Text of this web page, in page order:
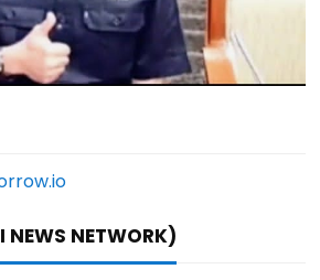
NEWS NETWORK)